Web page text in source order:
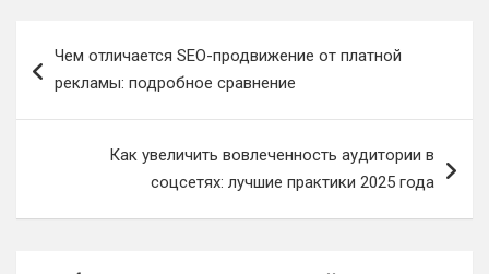
по
Чем отличается SEO-продвижение от платной
рекламы: подробное сравнение
Как увеличить вовлеченность аудитории в
соцсетях: лучшие практики 2025 года